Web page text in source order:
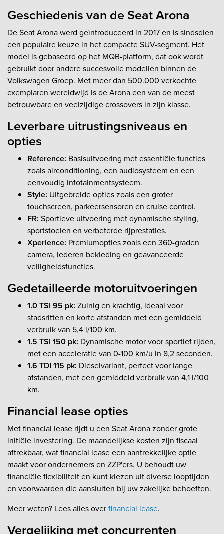
Geschiedenis van de Seat Arona
De Seat Arona werd geïntroduceerd in 2017 en is sindsdien
een populaire keuze in het compacte SUV-segment. Het
model is gebaseerd op het MQB-platform, dat ook wordt
gebruikt door andere succesvolle modellen binnen de
Volkswagen Groep. Met meer dan 500.000 verkochte
exemplaren wereldwijd is de Arona een van de meest
betrouwbare en veelzijdige crossovers in zijn klasse.
Leverbare uitrustingsniveaus en
opties
Reference: Basisuitvoering met essentiële functies
zoals airconditioning, een audiosysteem en een
eenvoudig infotainmentsysteem.
Style: Uitgebreide opties zoals een groter
touchscreen, parkeersensoren en cruise control.
FR: Sportieve uitvoering met dynamische styling,
sportstoelen en verbeterde rijprestaties.
Xperience: Premiumopties zoals een 360-graden
camera, lederen bekleding en geavanceerde
veiligheidsfuncties.
Gedetailleerde motoruitvoeringen
1.0 TSI 95 pk: Zuinig en krachtig, ideaal voor
stadsritten en korte afstanden met een gemiddeld
verbruik van 5,4 l/100 km.
1.5 TSI 150 pk: Dynamische motor voor sportief rijden,
met een acceleratie van 0-100 km/u in 8,2 seconden.
1.6 TDI 115 pk: Dieselvariant, perfect voor lange
afstanden, met een gemiddeld verbruik van 4,1 l/100
km.
Financial lease opties
Met financial lease rijdt u een Seat Arona zonder grote
initiële investering. De maandelijkse kosten zijn fiscaal
aftrekbaar, wat financial lease een aantrekkelijke optie
maakt voor ondernemers en ZZP'ers. U behoudt uw
financiële flexibiliteit en kunt kiezen uit diverse looptijden
en voorwaarden die aansluiten bij uw zakelijke behoeften.
Meer weten? Lees alles overfinancial lease.
Vergelijking met concurrenten